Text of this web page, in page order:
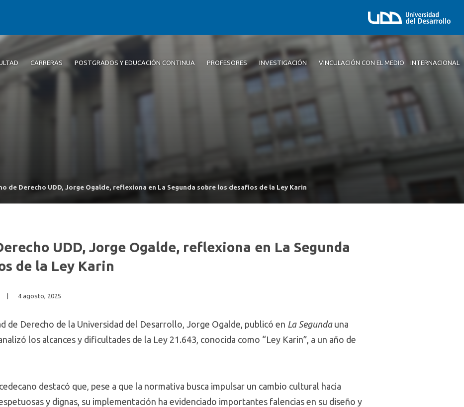
CARRERAS POSTGRADOS Y EDUCACIÓN CONTINUA PROFESORES INVESTIGACIÓN VINCULACIÓN CON EL MEDIO INTERNACIONAL
de Derecho UDD, Jorge Ogalde, reflexiona en La Segunda sobre los desafíos de la Ley Karin
UDD, Jorge Ogalde, reflexiona en La Segunda
de la Ley Karin
4 agosto, 2025
de Derecho de la Universidad del Desarrollo, Jorge Ogalde, publicó en La Segundauna
los alcances y dificultades de la Ley 21.643, conocida como “Ley Karin”, a un año de
destacó que, pese a que la normativa busca impulsar un cambio cultural hacia
y dignas, su implementación ha evidenciado importantes falencias en su diseño y